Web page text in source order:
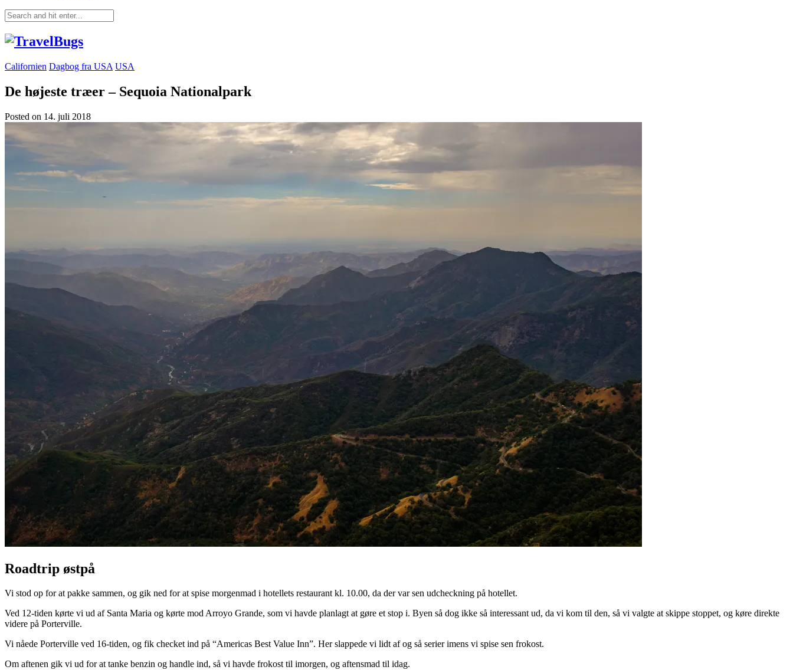
Californien Dagbog fra USA USA
De højeste træer – Sequoia Nationalpark
Posted on 14. juli 2018
Roadtrip østpå
Vi stod op for at pakke sammen, og gik ned for at spise morgenmad i hotellets restaurant kl. 10.00, da der var sen udcheckning på hotellet.
Ved 12-tiden kørte vi ud af Santa Maria og kørte mod Arroyo Grande, som vi havde planlagt at gøre et stop i. Byen så dog ikke så interessant ud, da vi kom til den, så vi valgte at skippe stoppet, og køre direkte
videre på Porterville.
Vi nåede Porterville ved 16-tiden, og fik checket ind på “Americas Best Value Inn”. Her slappede vi lidt af og så serier imens vi spise sen frokost.
Om aftenen gik vi ud for at tanke benzin og handle ind, så vi havde frokost til imorgen, og aftensmad til idag.